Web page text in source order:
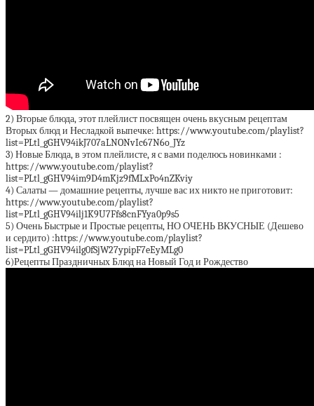
2) Вторые блюда, этот плейлист посвящен очень вкусным рецептам
Вторых блюд и Несладкой выпечке: https://www.youtube.com/playlist?
list=PLtl_gGHV94ikJ707aLNONvIc67N6o_JYz
3) Новые Блюда, в этом плейлисте, я с вами поделюсь новинками :
https://www.youtube.com/playlist?
list=PLtl_gGHV94im9D4mKjz9fMLxPo4nZKviy
4) Салаты — домашние рецепты, лучше вас их никто не приготовит:
https://www.youtube.com/playlist?
list=PLtl_gGHV94ilj1K9U7Ffs8cnFYya0p9s5
5) Очень Быстрые и Простые рецепты, НО ОЧЕНЬ ВКУСНЫЕ (Дешево
и сердито) :https://www.youtube.com/playlist?
list=PLtl_gGHV94ilg0fSjW27ypipF7eEyMLg0
6)Рецепты Праздничных Блюд на Новый Год и Рождество